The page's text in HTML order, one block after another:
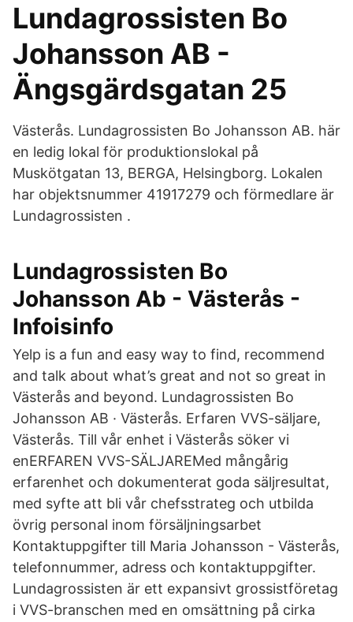
Lundagrossisten Bo
Johansson AB -
Ängsgärdsgatan 25
Västerås. Lundagrossisten Bo Johansson AB. här
en ledig lokal för produktionslokal på
Muskötgatan 13, BERGA, Helsingborg. Lokalen
har objektsnummer 41917279 och förmedlare är
Lundagrossisten .
Lundagrossisten Bo
Johansson Ab - Västerås -
Infoisinfo
Yelp is a fun and easy way to find, recommend
and talk about what’s great and not so great in
Västerås and beyond. Lundagrossisten Bo
Johansson AB · Västerås. Erfaren VVS-säljare,
Västerås. Till vår enhet i Västerås söker vi
enERFAREN VVS-SÄLJAREMed mångårig
erfarenhet och dokumenterat goda säljresultat,
med syfte att bli vår chefsstrateg och utbilda
övrig personal inom försäljningsarbet
Kontaktuppgifter till Maria Johansson - Västerås,
telefonnummer, adress och kontaktuppgifter.
Lundagrossisten är ett expansivt grossistföretag
i VVS-branschen med en omsättning på cirka